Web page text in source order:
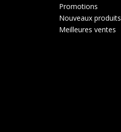
Promotions
Nouveaux produits
Meilleures ventes